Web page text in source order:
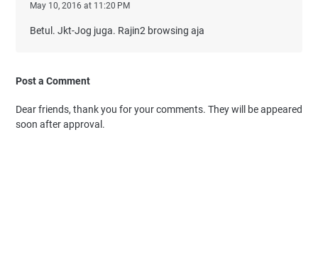
May 10, 2016 at 11:20 PM
Betul. Jkt-Jog juga. Rajin2 browsing aja
Post a Comment
Dear friends, thank you for your comments. They will be appeared
soon after approval.